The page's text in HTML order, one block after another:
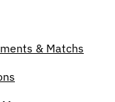
& Matchs